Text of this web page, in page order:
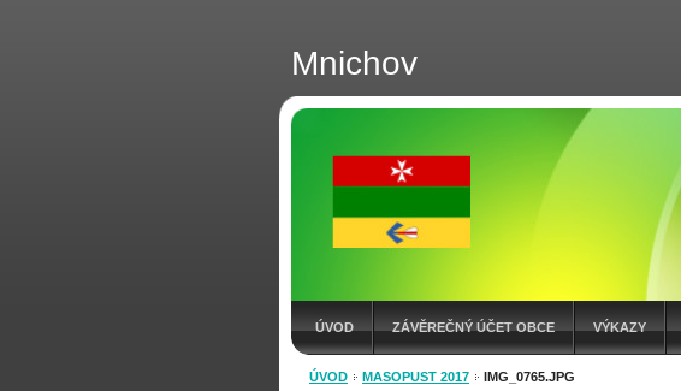
Mnichov
ÚVOD ZÁVĚREČNÝ ÚČET OBCE VÝKAZY
KONTAKT VÝKAZY ROZPOČTOVÁ OPATŘENÍ
ÚVOD MASOPUST 2017 IMG_0765.JPG